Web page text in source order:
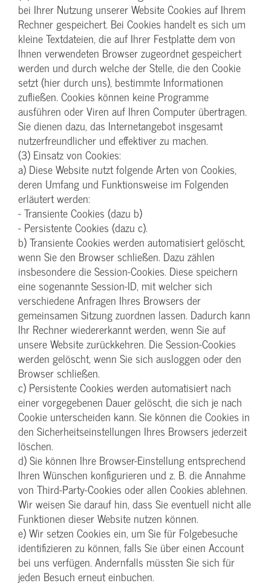
bei Ihrer Nutzung unserer Website Cookies auf Ihrem
Rechner gespeichert. Bei Cookies handelt es sich um
kleine Textdateien, die auf Ihrer Festplatte dem von
Ihnen verwendeten Browser zugeordnet gespeichert
werden und durch welche der Stelle, die den Cookie
setzt (hier durch uns), bestimmte Informationen
zufließen. Cookies können keine Programme
ausführen oder Viren auf Ihren Computer übertragen.
Sie dienen dazu, das Internetangebot insgesamt
nutzerfreundlicher und effektiver zu machen.
(3) Einsatz von Cookies:
a) Diese Website nutzt folgende Arten von Cookies,
deren Umfang und Funktionsweise im Folgenden
erläutert werden:
- Transiente Cookies (dazu b)
- Persistente Cookies (dazu c).
b) Transiente Cookies werden automatisiert gelöscht,
wenn Sie den Browser schließen. Dazu zählen
insbesondere die Session-Cookies. Diese speichern
eine sogenannte Session-ID, mit welcher sich
verschiedene Anfragen Ihres Browsers der
gemeinsamen Sitzung zuordnen lassen. Dadurch kann
Ihr Rechner wiedererkannt werden, wenn Sie auf
unsere Website zurückkehren. Die Session-Cookies
werden gelöscht, wenn Sie sich ausloggen oder den
Browser schließen.
c) Persistente Cookies werden automatisiert nach
einer vorgegebenen Dauer gelöscht, die sich je nach
Cookie unterscheiden kann. Sie können die Cookies in
den Sicherheitseinstellungen Ihres Browsers jederzeit
löschen.
d) Sie können Ihre Browser-Einstellung entsprechend
Ihren Wünschen konfigurieren und z. B. die Annahme
von Third-Party-Cookies oder allen Cookies ablehnen.
Wir weisen Sie darauf hin, dass Sie eventuell nicht alle
Funktionen dieser Website nutzen können.
e) Wir setzen Cookies ein, um Sie für Folgebesuche
identifizieren zu können, falls Sie über einen Account
bei uns verfügen. Andernfalls müssten Sie sich für
jeden Besuch erneut einbuchen.